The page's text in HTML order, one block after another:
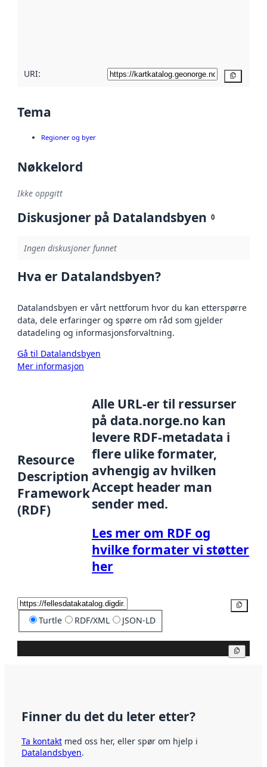
URI:
Tema
Regioner og byer
Nøkkelord
Ikke oppgitt
Diskusjoner på Datalandsbyen 0
Ingen diskusjoner funnet
Hva er Datalandsbyen?
Datalandsbyen er vårt nettforum hvor du kan etterspørre
data, dele erfaringer og spørre om råd som gjelder
datadeling og informasjonsforvaltning.
Gå til Datalandsbyen
Mer informasjon
Resource
Description
Framework
(RDF)
Alle URL-er til ressurser
på data.norge.no kan
levere RDF-metadata i
flere ulike formater,
avhengig av hvilken
Accept header man
sender med.
Les mer om RDF og
hvilke formater vi støtter
her
Turtle RDF/XML JSON-LD
Finner du det du leter etter?
Ta kontakt med oss her, eller spør om hjelp i
Datalandsbyen.